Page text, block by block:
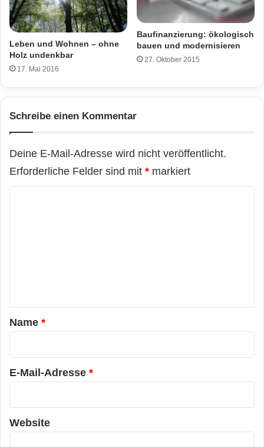
Leben und Wohnen – ohne
Holz undenkbar
17. Mai 2016
Baufinanzierung: ökologisch
bauen und modernisieren
27. Oktober 2015
Schreibe einen Kommentar
Deine E-Mail-Adresse wird nicht veröffentlicht.
Erforderliche Felder sind mit * markiert
a
r
*
Name *
E-Mail-Adresse *
Website